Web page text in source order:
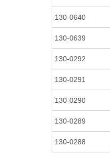
130-0640
130-0639
130-0292
130-0291
130-0290
130-0289
130-0288